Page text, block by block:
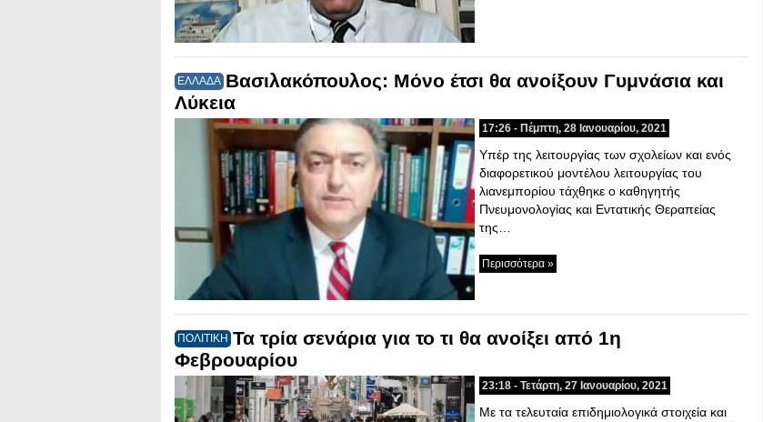
ΕΛΛΑΔΑ Βασιλακόπουλος: Μόνο έτσι θα ανοίξουν Γυμνάσια και
Λύκεια
17:26 - Πέμπτη, 28 Ιανουαρίου, 2021
Υπέρ της λειτουργίας των σχολείων και ενός
διαφορετικού μοντέλου λειτουργίας του
λιανεμπορίου τάχθηκε ο καθηγητής
Πνευμονολογίας και Εντατικής Θεραπείας
της…
Περισσότερα »
ΠΟΛΙΤΙΚΗ Τα τρία σενάρια για το τι θα ανοίξει από 1η
Φεβρουαρίου
23:18 - Τετάρτη, 27 Ιανουαρίου, 2021
Με τα τελευταία επιδημιολογικά στοιχεία και